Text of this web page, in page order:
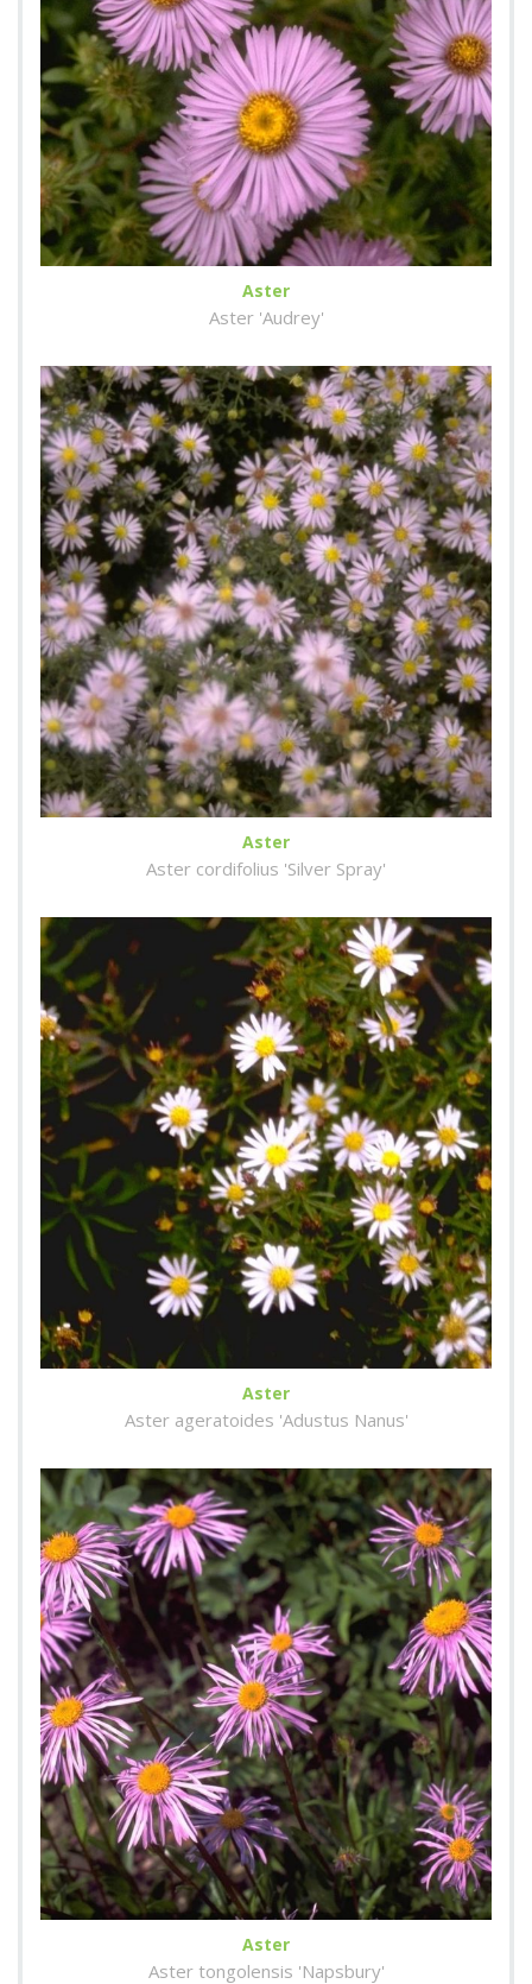
Aster
Aster 'Audrey'
Aster
Aster cordifolius 'Silver Spray'
Aster
Aster ageratoides 'Adustus Nanus'
Aster
Aster tongolensis 'Napsbury'